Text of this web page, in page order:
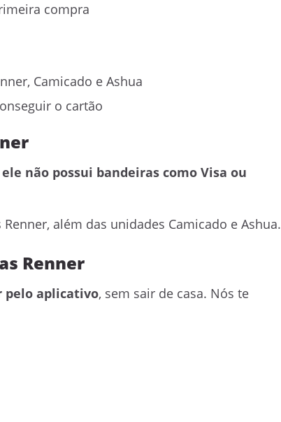
compra
Camicado e Ashua
o cartão
ele não possui bandeiras como Visa ou
além das unidades Camicado e Ashua.
Renner
pelo aplicativo, sem sair de casa. Nós te